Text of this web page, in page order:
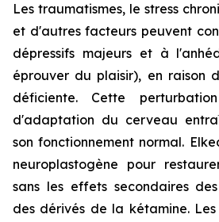
Les traumatismes, le stress
et d'autres facteurs peuvent
dépressifs majeurs et à
éprouver du plaisir), en raison
déficiente. Cette
d'adaptation du cerveau
son fonctionnement normal.
neuroplastogène pour
sans les effets secondaires
des dérivés de la kétamine.